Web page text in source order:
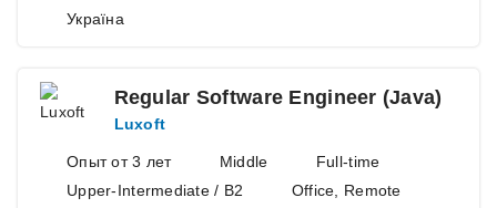
Україна
Regular Software Engineer (Java)
Luxoft
Опыт от 3 лет Middle
Full-time
Upper-Intermediate / B2
Office, Remote